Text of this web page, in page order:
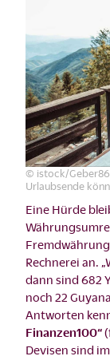
© istock/
Urlaubsende
Eine Hürde
Rechnerei an.
dann sind 682
noch 22
Antworten
Finanzen100“
Devisen sind